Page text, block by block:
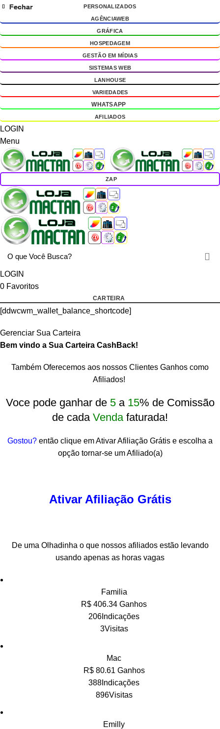
PERSONALIZADOS
AGÊNCIAWEB
GRÁFICA
HOSPEDAGEM
GESTÃO EM MÍDIAS
SISTEMAS WEB
LANHOUSE
VARIEDADES
WHATSAPP
AFILIADOS
LOGIN
Menu
ZAP
LOGIN
0 Favoritos
CARTEIRA
[ddwcwm_wallet_balance_shortcode]
Gerenciar Sua Carteira
Bem vindo a Sua Carteira CashBack!
Também Oferecemos aos nossos Clientes Ganhos como
Afiliados!
Voce pode ganhar de 5a 15% de Comissão
de cada Venda faturada!
Gostou? então clique em Ativar Afiliação Grátis e escolha a
opção tornar-se um Afiliado(a)
Ativar Afiliação Grátis
De uma Olhadinha o que nossos afiliados estão levando
usando apenas as horas vagas
Familia
R$ 406.34 Ganhos
206Indicações
3Visitas
Mac
R$ 80.61 Ganhos
388Indicações
896Visitas
Emilly
Fechar
Fechar
Fechar
Fechar